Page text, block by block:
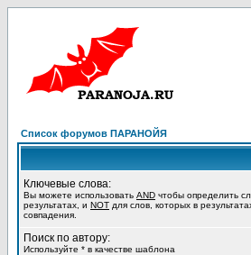
Список форумов ПАРАНОЙЯ
Ключевые слова:
Вы можете использовать AND чтобы определить
результатах, и NOT для слов, которых в
совпадения.
Поиск по автору:
Используйте * в качестве шаблона